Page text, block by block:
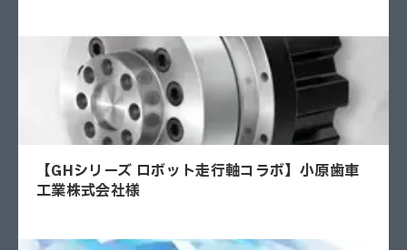
【GHシリーズ ロボット走行軸コラボ】小原歯車
工業株式会社様